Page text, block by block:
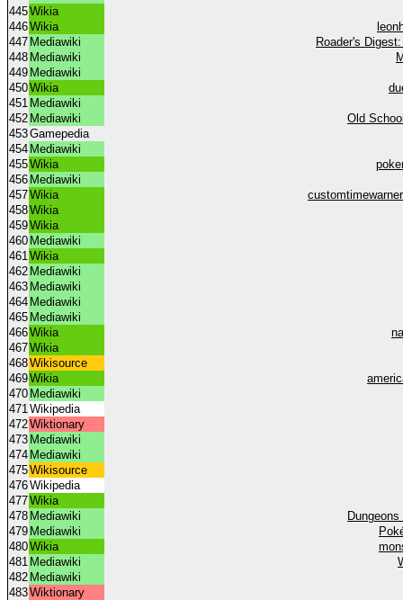
445Wikia
446Wikia
447 Mediawiki
Roader's
448 Mediawiki
449 Mediawiki
450Wikia
451 Mediawiki
452 Mediawiki
Old
453Gamepedia
454 Mediawiki
455Wikia
456 Mediawiki
457Wikia
458Wikia
459Wikia
460 Mediawiki
461Wikia
462 Mediawiki
463 Mediawiki
464 Mediawiki
465 Mediawiki
466Wikia
467Wikia
468Wikisource
469Wikia
470 Mediawiki
471Wikipedia
472Wiktionary
473 Mediawiki
474 Mediawiki
475Wikisource
476Wikipedia
477Wikia
478 Mediawiki
479 Mediawiki
480Wikia
481 Mediawiki
482 Mediawiki
483Wiktionary